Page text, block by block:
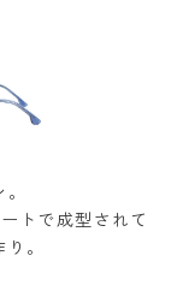
トで成型されて
。